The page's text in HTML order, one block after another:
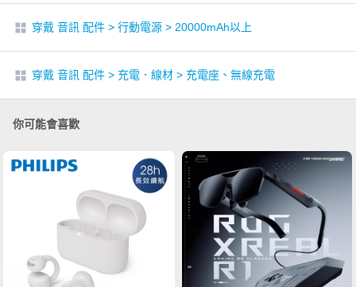
穿戴 音訊 配件 > 行動電源 > 20000mAh以上
穿戴 音訊 配件 > 充電．線材 > 充電座、無線充電
你可能會喜歡